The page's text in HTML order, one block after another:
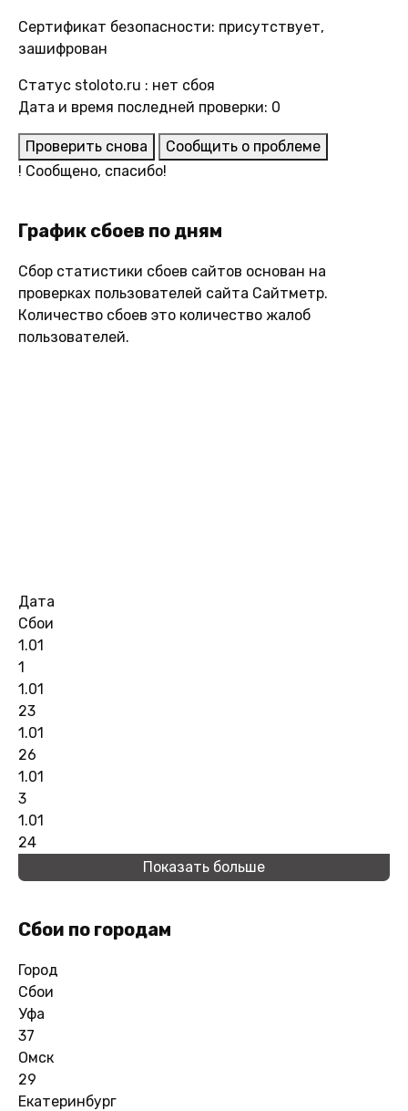
Сертификат безопасности: присутствует,
зашифрован
Статус stoloto.ru : нет сбоя
Дата и время последней проверки: 0
Проверить снова
Сообщить о проблеме
! Сообщено, спасибо!
График сбоев по дням
Сбор статистики сбоев сайтов основан на
проверках пользователей сайта Сайтметр.
Количество сбоев это количество жалоб
пользователей.
Дата
Сбои
1.01
1
1.01
23
1.01
26
1.01
3
1.01
24
Показать больше
Сбои по городам
Город
Сбои
Уфа
37
Омск
29
Екатеринбург